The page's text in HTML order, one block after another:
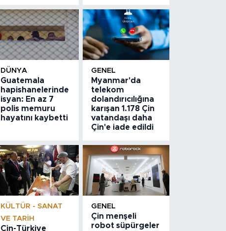
DÜNYA
Guatemala
hapishanelerinde
isyan: En az 7
polis memuru
hayatını kaybetti
GENEL
Myanmar'da
telekom
dolandırıcılığına
karışan 1.178 Çin
vatandaşı daha
Çin'e iade edildi
KÜLTÜR - SANAT
VE TARIH
Çin-Türkiye
GENEL
Çin menşeli
robot süpürgeler